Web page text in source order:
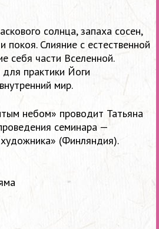
солнца, запаха сосен,
покоя. Слияние с естественной
себя части Вселенной.
практики Йоги
мир.
небом» проводит Татьяна
семинара —
(Финляндия).